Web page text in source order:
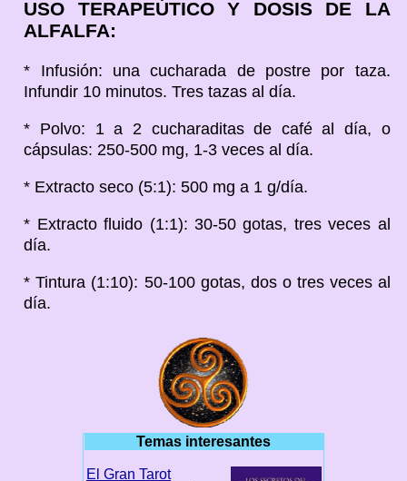
USO TERAPEÚTICO Y DOSIS DE LA
ALFALFA:
* Infusión: una cucharada de postre por taza.
Infundir 10 minutos. Tres tazas al día.
* Polvo: 1 a 2 cucharaditas de café al día, o
cápsulas: 250-500 mg, 1-3 veces al día.
* Extracto seco (5:1): 500 mg a 1 g/día.
* Extracto fluido (1:1): 30-50 gotas, tres veces al
día.
* Tintura (1:10): 50-100 gotas, dos o tres veces al
día.
Temas interesantes
El Gran Tarot